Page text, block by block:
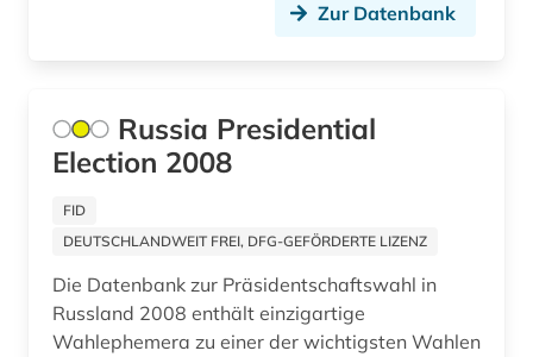
mittelamerika (1)
mitterrand (1)
mittlerer osten (1)
mongolen (1)
Zur Datenbank
Russia Presidential
Election 2008
FID
DEUTSCHLANDWEIT FREI, DFG-GEFÖRDERTE LIZENZ
Die Datenbank zur Präsidentschaftswahl in
Russland 2008 enthält einzigartige
Wahlephemera zu einer der wichtigsten Wahlen